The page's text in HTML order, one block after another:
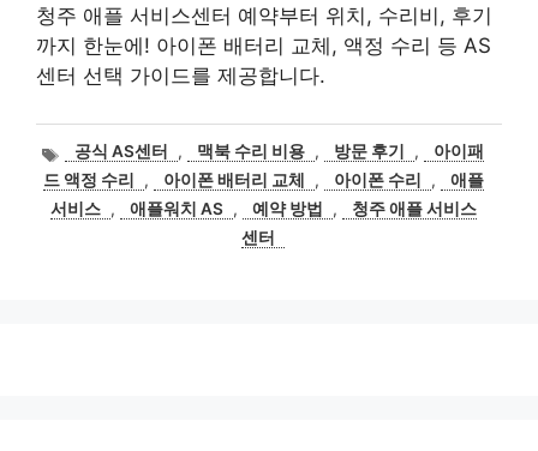
청주 애플 서비스센터 예약부터 위치, 수리비, 후기
까지 한눈에! 아이폰 배터리 교체, 액정 수리 등 AS
센터 선택 가이드를 제공합니다.
태
그
공식 AS센터 , 맥북 수리 비용 , 방문 후기 ,
아이패
드 액정 수리
, 아이폰 배터리 교체 , 아이폰 수리 ,
애플
서비스 , 애플워치 AS , 예약 방법 ,
청주 애플 서비스
센터